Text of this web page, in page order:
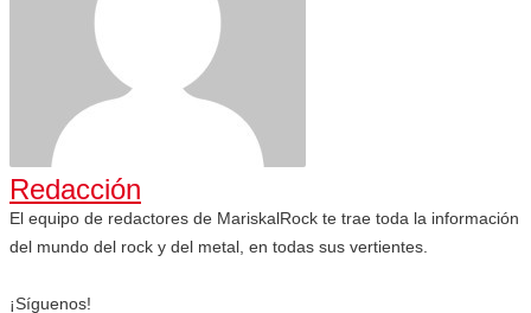
Redacción
El equipo de redactores de MariskalRock te trae toda la información
del mundo del rock y del metal, en todas sus vertientes.
¡Síguenos!